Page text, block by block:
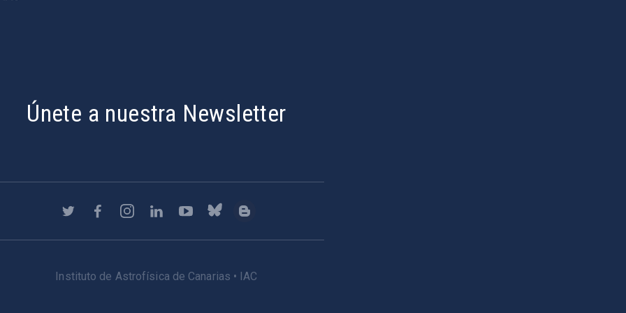
Únete a nuestra Newsletter
Instituto de Astrofísica de Canarias • IAC